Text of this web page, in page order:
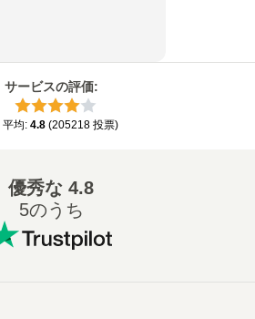
サービスの評価:
平均: 4.8 (205218 投票)
優秀な 4.8
5のうち